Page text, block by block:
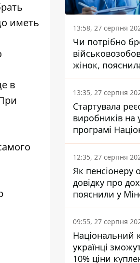
иметь
в
13:58, 27 серпня
Чи потрібно
жінок,
13:35, 27 серпня
Стартувала
виробників на
програмі
кешбек: як це
через портал
12:35, 27 серпня
Як пенсіонеру
довідку про
09:55, 27 серпня
Національний
українці
10% ціни